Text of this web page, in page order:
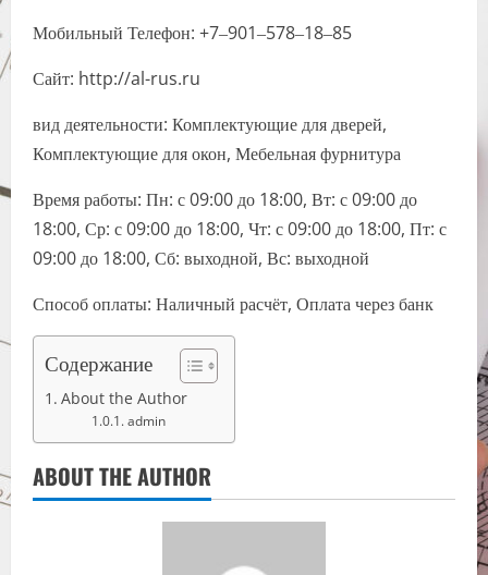
Мобильный Телефон: +7‒901‒578‒18‒85
Сайт: http://al-rus.ru
вид деятельности: Комплектующие для дверей,
Комплектующие для окон, Мебельная фурнитура
Время работы: Пн: с 09:00 до 18:00, Вт: с 09:00 до
18:00, Ср: с 09:00 до 18:00, Чт: с 09:00 до 18:00, Пт: с
09:00 до 18:00, Сб: выходной, Вс: выходной
Способ оплаты: Наличный расчёт, Оплата через банк
Содержание
About the Author
admin
ABOUT THE AUTHOR